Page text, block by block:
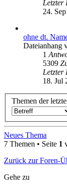
Letzter
24.
ohne dt.
Dateianhang
1
5309
Letzter
18. Jul
Themen der
Neues Thema
7 Themen • Seite 1
Zurück zur Foren-
Gehe zu